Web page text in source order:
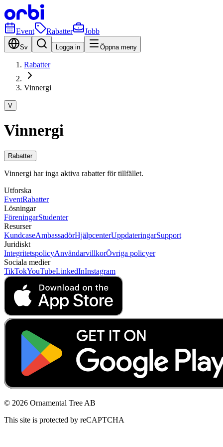
Event Rabatter Jobb
Sv Logga in Öppna meny
Rabatter
Vinnergi
V
Vinnergi
Rabatter
Vinnergi har inga aktiva rabatter för tillfället.
Utforska
EventRabatter
Lösningar
FöreningarStudenter
Resurser
KundcaseAmbassadörHjälpcenterUppdateringarSupport
Juridiskt
IntegritetspolicyAnvändarvillkorÖvriga policyer
Sociala medier
TikTokYouTubeLinkedInInstagram
© 2026 Ornamental Tree AB
This site is protected by reCAPTCHA